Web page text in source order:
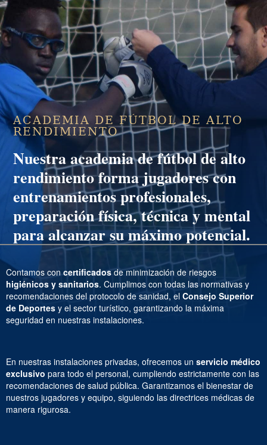
ACADEMIA DE FÚTBOL DE ALTO
RENDIMIENTO
Nuestraacademia de fútbol de alto
rendimientoforma jugadores con
entrenamientos profesionales,
preparación física, técnica y mental
para alcanzar su máximo potencial.
Contamos concertificadosde minimización de riesgos
higiénicos y sanitarios. Cumplimos con todas las normativas y
recomendaciones del protocolo de sanidad, el Consejo Superior
de Deportes y el sector turístico, garantizando la máxima
seguridad en nuestras instalaciones.
En nuestras instalaciones privadas, ofrecemos un servicio médico
exclusivo para todo el personal, cumpliendo estrictamente con las
recomendaciones de salud pública. Garantizamos el bienestar de
nuestros jugadores y equipo, siguiendo las directrices médicas de
manera rigurosa.